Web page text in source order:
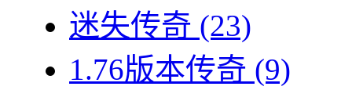
迷失传奇 (23)
1.76版本传奇 (9)